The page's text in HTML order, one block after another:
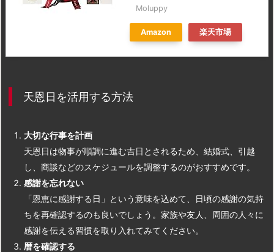
Moluppy
Amazon 楽天市場
天恩日を活用する方法
大切な行事を計画
天恩日は物事が順調に進む吉日とされるため、結婚式、引越
し、商談などのスケジュールを調整するのがおすすめです。
感謝を忘れない
「恩恵に感謝する日」という意味を込めて、日頃の感謝の気持
ちを再確認するのも良いでしょう。家族や友人、周囲の人々に
感謝を伝える習慣を取り入れてみてください。
暦を確認する